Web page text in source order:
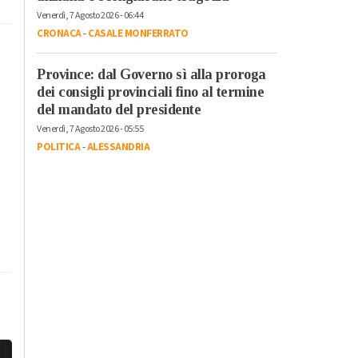
Venerdì, 7 Agosto 2026 - 06:44
CRONACA-CASALE MONFERRATO
Province: dal Governo sì alla proroga
dei consigli provinciali fino al termine
del mandato del presidente
Venerdì, 7 Agosto 2026 - 05:55
POLITICA-ALESSANDRIA